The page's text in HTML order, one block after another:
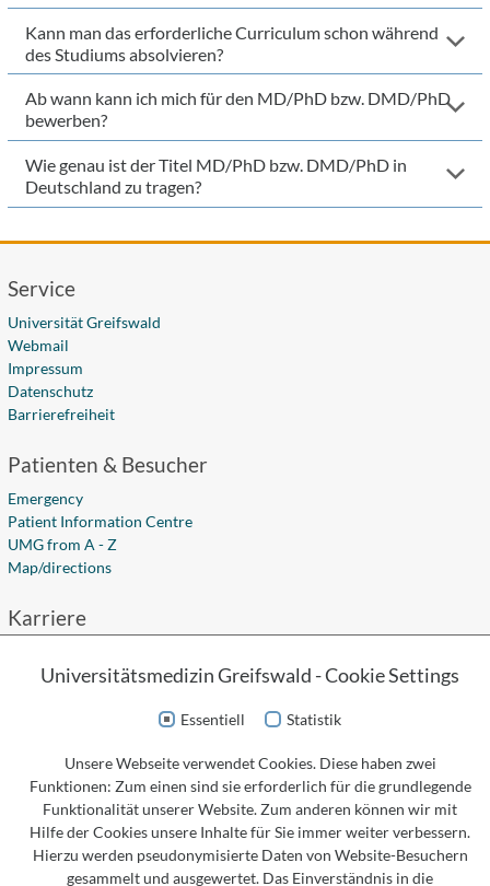
Kann man das erforderliche Curriculum schon während
des Studiums absolvieren?
Ab wann kann ich mich für den MD/PhD bzw. DMD/PhD
bewerben?
Wie genau ist der Titel MD/PhD bzw. DMD/PhD in
Deutschland zu tragen?
Service
Universität Greifswald
Webmail
Impressum
Datenschutz
Barrierefreiheit
Patienten & Besucher
Emergency
Patient Information Centre
UMG from A - Z
Map/directions
Karriere
Apprenticeships
Fort- und Weiterbildung
Social Media
Kontakt
Universitätsmedizin Greifswald - Cookie Settings
Essentiell Statistik
Unsere Webseite verwendet Cookies. Diese haben zwei
Funktionen: Zum einen sind sie erforderlich für die grundlegende
Funktionalität unserer Website. Zum anderen können wir mit
Hilfe der Cookies unsere Inhalte für Sie immer weiter verbessern.
Hierzu werden pseudonymisierte Daten von Website-Besuchern
gesammelt und ausgewertet. Das Einverständnis in die